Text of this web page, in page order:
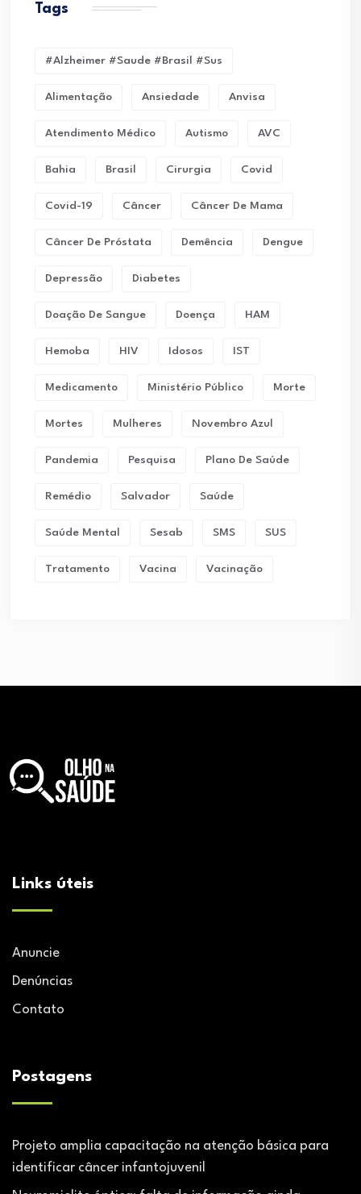
Tags
#alzheimer #saude #brasil #sus
Alimentação Ansiedade Anvisa
Atendimento Médico Autismo AVC
Bahia Brasil Cirurgia Covid
Covid-19 Câncer Câncer De Mama
Câncer De Próstata Demência Dengue
Depressão Diabetes
Doação De Sangue Doença HAM
Hemoba HIV Idosos IST
Medicamento Ministério Público Morte
Mortes Mulheres Novembro Azul
Pandemia Pesquisa Plano De Saúde
Remédio Salvador Saúde
Saúde Mental Sesab SMS SUS
Tratamento Vacina Vacinação
Links úteis
Anuncie
Denúncias
Contato
Postagens
Projeto amplia capacitação na atenção básica para
identificar câncer infantojuvenil